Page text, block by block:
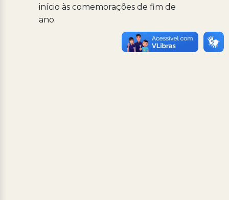
início às comemorações de fim de
ano.